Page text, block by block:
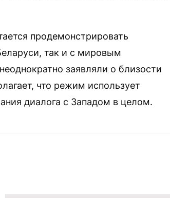
продемонстрировать
так и с мировым
заявляли о близости
что режим использует
диалога с Западом в целом.